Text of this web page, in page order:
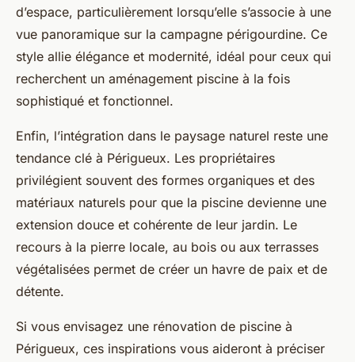
d’espace, particulièrement lorsqu’elle s’associe à une
vue panoramique sur la campagne périgourdine. Ce
style allie élégance et modernité, idéal pour ceux qui
recherchent un aménagement piscine à la fois
sophistiqué et fonctionnel.
Enfin, l’intégration dans le paysage naturel reste une
tendance clé à Périgueux. Les propriétaires
privilégient souvent des formes organiques et des
matériaux naturels pour que la piscine devienne une
extension douce et cohérente de leur jardin. Le
recours à la pierre locale, au bois ou aux terrasses
végétalisées permet de créer un havre de paix et de
détente.
Si vous envisagez une rénovation de piscine à
Périgueux, ces inspirations vous aideront à préciser